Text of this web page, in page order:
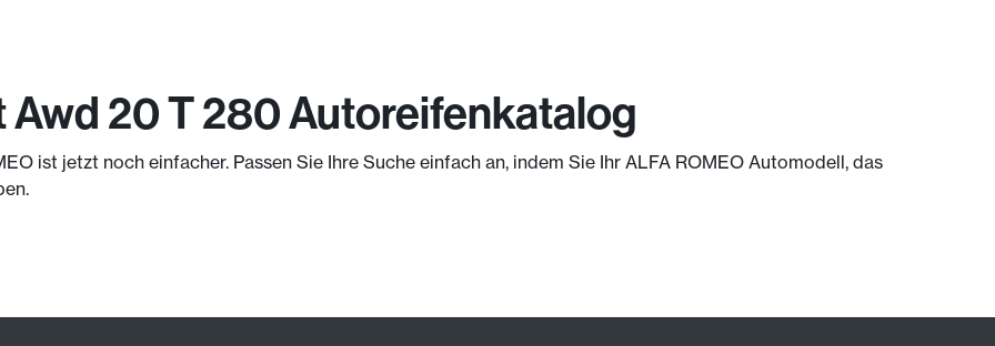
20 T 280 Autoreifenkatalog
ist jetzt noch einfacher. Passen Sie Ihre Suche einfach an, indem Sie Ihr ALFA ROMEO Automodell, das